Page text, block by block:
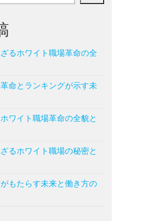
るホワイト職場革命の全
命とランキングが示す未
ワイト職場革命の全貌と
るホワイト職場の秘密と
もたらす未来と働き方の